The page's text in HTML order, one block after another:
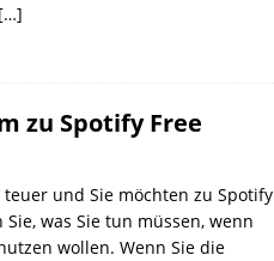
[…]
zu Spotify Free
und Sie möchten zu Spotify
was Sie tun müssen, wenn
wollen. Wenn Sie die